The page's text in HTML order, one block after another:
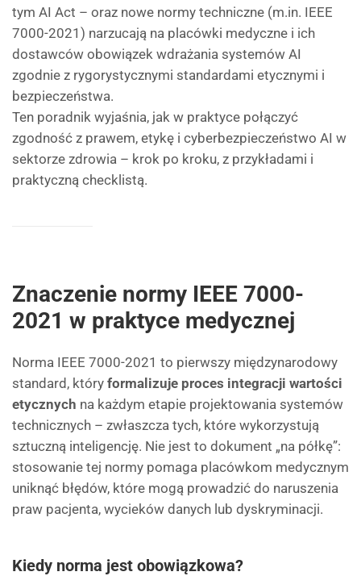
tym AI Act – oraz nowe normy techniczne (m.in. IEEE
7000-2021) narzucają na placówki medyczne i ich
dostawców obowiązek wdrażania systemów AI
zgodnie z rygorystycznymi standardami etycznymi i
bezpieczeństwa.
Ten poradnik wyjaśnia, jak w praktyce połączyć
zgodność z prawem, etykę i cyberbezpieczeństwo AI w
sektorze zdrowia – krok po kroku, z przykładami i
praktyczną checklistą.
Znaczenie normy IEEE 7000-
2021 w praktyce medycznej
Norma IEEE 7000-2021 to pierwszy międzynarodowy
standard, który formalizuje proces integracji wartości
etycznych na każdym etapie projektowania systemów
technicznych – zwłaszcza tych, które wykorzystują
sztuczną inteligencję. Nie jest to dokument „na półkę”:
stosowanie tej normy pomaga placówkom medycznym
uniknąć błędów, które mogą prowadzić do naruszenia
praw pacjenta, wycieków danych lub dyskryminacji.
Kiedy norma jest obowiązkowa?